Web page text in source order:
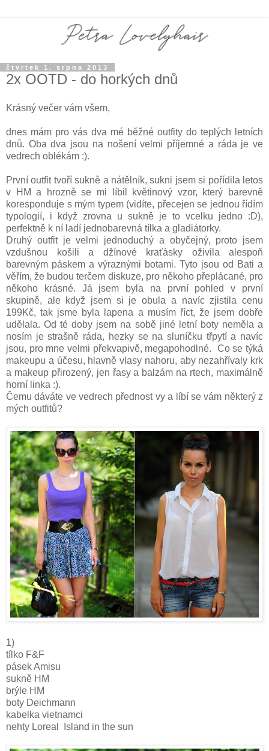
čtvrtek 1. srpna 2013
2x OOTD - do horkých dnů
Krásný večer vám všem,
dnes mám pro vás dva mé běžné outfity do teplých letních
dnů. Oba dva jsou na nošení velmi příjemné a ráda je ve
vedrech oblékám :).
První outfit tvoří sukně a nátělník, sukni jsem si pořídila letos
v HM a hrozně se mi líbil květinový vzor, který barevně
koresponduje s mým typem (vidíte, přecejen se jednou řídím
typologií, i když zrovna u sukně je to vcelku jedno :D),
perfektně k ní ladí jednobarevná tílka a gladiátorky.
Druhý outfit je velmi jednoduchý a obyčejný, proto jsem
vzdušnou košili a džínové kraťásky oživila alespoň
barevným páskem a výraznými botami. Tyto jsou od Bati a
věřím, že budou terčem diskuze, pro někoho přeplácané, pro
někoho krásné. Já jsem byla na první pohled v první
skupině, ale když jsem si je obula a navíc zjistila cenu
199Kč, tak jsme byla lapena a musím říct, že jsem dobře
udělala. Od té doby jsem na sobě jiné letní boty neměla a
nosím je strašně ráda, hezky se na sluníčku třpytí a navíc
jsou, pro mne velmi překvapivě, megapohodlné. Co se týká
makeupu a účesu, hlavně vlasy nahoru, aby nezahřívaly krk
a makeup přirozený, jen řasy a balzám na rtech, maximálně
horní linka :).
Čemu dáváte ve vedrech přednost vy a líbí se vám některý z
mých outfitů?
1)
tílko F&F
pásek Amisu
sukně HM
brýle HM
boty Deichmann
kabelka vietnamci
nehty Loreal Island in the sun